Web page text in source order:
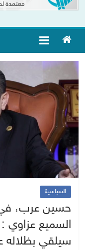
السياسية
حسين عرب، في
السميع
سيلقي بظلاله